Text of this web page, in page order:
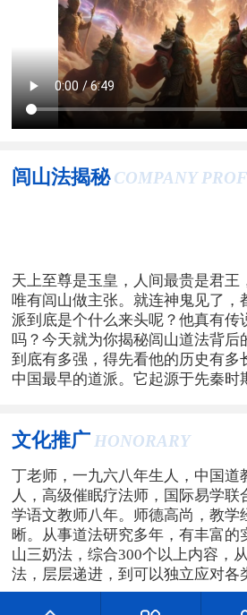
闾山法揭秘 COMPANY
天上至尊是玉皇，人间最贵是君王
唯有闾山做主张。就连神鬼见了，
派到底是个什么来头呢？他真有传
吗？今天就为你揭秘闾山道法背后
到底有多强，得先看他的历史有多
中国最早的道派。它起源于先秦时
文化推广 HONORARY
丁老师，一九六八年生人，中国道
人，高级催眠疗法师，国际易学联
学语文教师八年。师德高尚，教学
晰。从事道法研究多年，有丰富的
山三奶法，综合300个以上内容，
法，层层递进，到可以独立应对各